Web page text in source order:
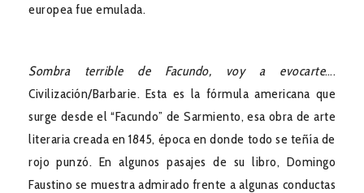
europea fue emulada.
Sombra terrible de Facundo, voy a evocarte….
Civilización/Barbarie. Esta es la fórmula americana que
surge desde el “Facundo” de Sarmiento, esa obra de arte
literaria creada en 1845, época en donde todo se teñía de
rojo punzó. En algunos pasajes de su libro, Domingo
Faustino se muestra admirado frente a algunas conductas